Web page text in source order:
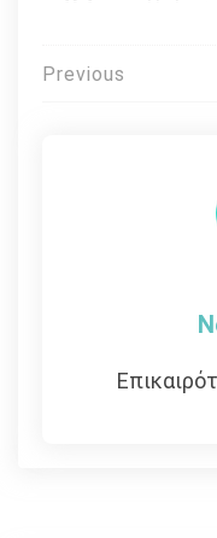
Πλοήγηση
Previous